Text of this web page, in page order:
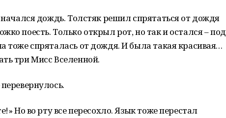
дождь. Толстяк решил спрятаться от дождя
поесть. Только открыл рот, но так и остался – под
тоже спряталась от дождя. И была такая красивая…
три Мисс Вселенной.
Но во рту все пересохло. Язык тоже перестал